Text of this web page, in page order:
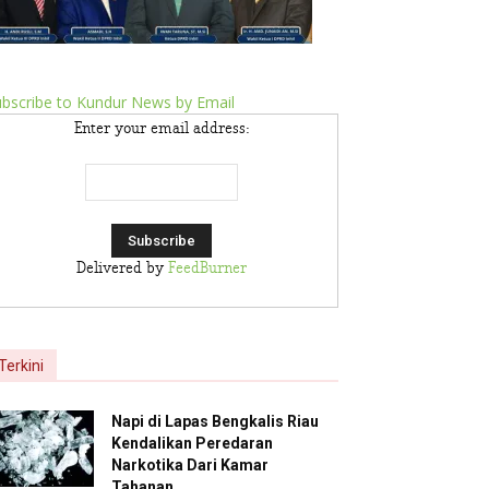
to Kundur News by Email
Enter your email address:
Delivered by FeedBurner
Napi di Lapas Bengkalis Riau
Kendalikan Peredaran
Narkotika Dari Kamar